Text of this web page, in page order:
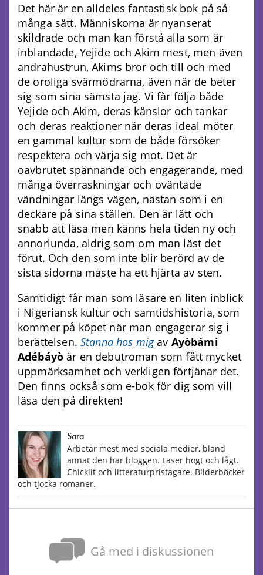
Det här är en alldeles fantastisk bok på så
många sätt. Människorna är nyanserat
skildrade och man kan förstå alla som är
inblandade, Yejide och Akim mest, men även
andrahustrun, Akims bror och till och med
de oroliga svärmödrarna, även när de beter
sig som sina sämsta jag. Vi får följa både
Yejide och Akim, deras känslor och tankar
och deras reaktioner när deras ideal möter
en gammal kultur som de både försöker
respektera och värja sig mot. Det är
oavbrutet spännande och engagerande, med
många överraskningar och oväntade
vändningar längs vägen, nästan som i en
deckare på sina ställen. Den är lätt och
snabb att läsa men känns hela tiden ny och
annorlunda, aldrig som om man läst det
förut. Och den som inte blir berörd av de
sista sidorna måste ha ett hjärta av sten.
Samtidigt får man som läsare en liten inblick
i Nigeriansk kultur och samtidshistoria, som
kommer på köpet när man engagerar sig i
berättelsen. Stanna hos migav Ayòbámi
Adébáyò är en debutroman som fått mycket
uppmärksamhet och verkligen förtjänar det.
Den finns också som e-bok för dig som vill
läsa den på direkten!
Sara
Arbetar mest med sociala medier, bland
annat den här bloggen. Läser högt och lågt.
Chicklit och litteraturpristagare. Bilderböcker
och tjocka romaner.
Gå med i diskussionen